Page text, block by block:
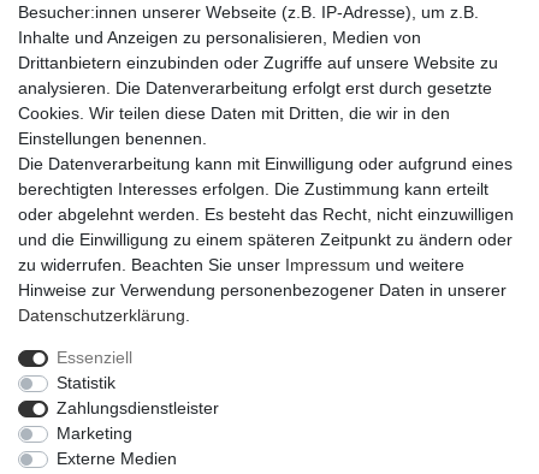
Impressum
Barrierefreiheitserklärung
Besucher:innen unserer Webseite (z.B. IP-Adresse), um z.B.
Inhalte und Anzeigen zu personalisieren, Medien von
Drittanbietern einzubinden oder Zugriffe auf unsere Website zu
analysieren. Die Datenverarbeitung erfolgt erst durch gesetzte
Cookies. Wir teilen diese Daten mit Dritten, die wir in den
Einstellungen benennen.
Die Datenverarbeitung kann mit Einwilligung oder aufgrund eines
berechtigten Interesses erfolgen. Die Zustimmung kann erteilt
oder abgelehnt werden. Es besteht das Recht, nicht einzuwilligen
und die Einwilligung zu einem späteren Zeitpunkt zu ändern oder
zu widerrufen. Beachten Sie unser Impressum und weitere
Hinweise zur Verwendung personenbezogener Daten in unserer
Daten­schutz­erklärung
Essenziell
Statistik
Zahlungsdienstleister
Marketing
Externe Medien